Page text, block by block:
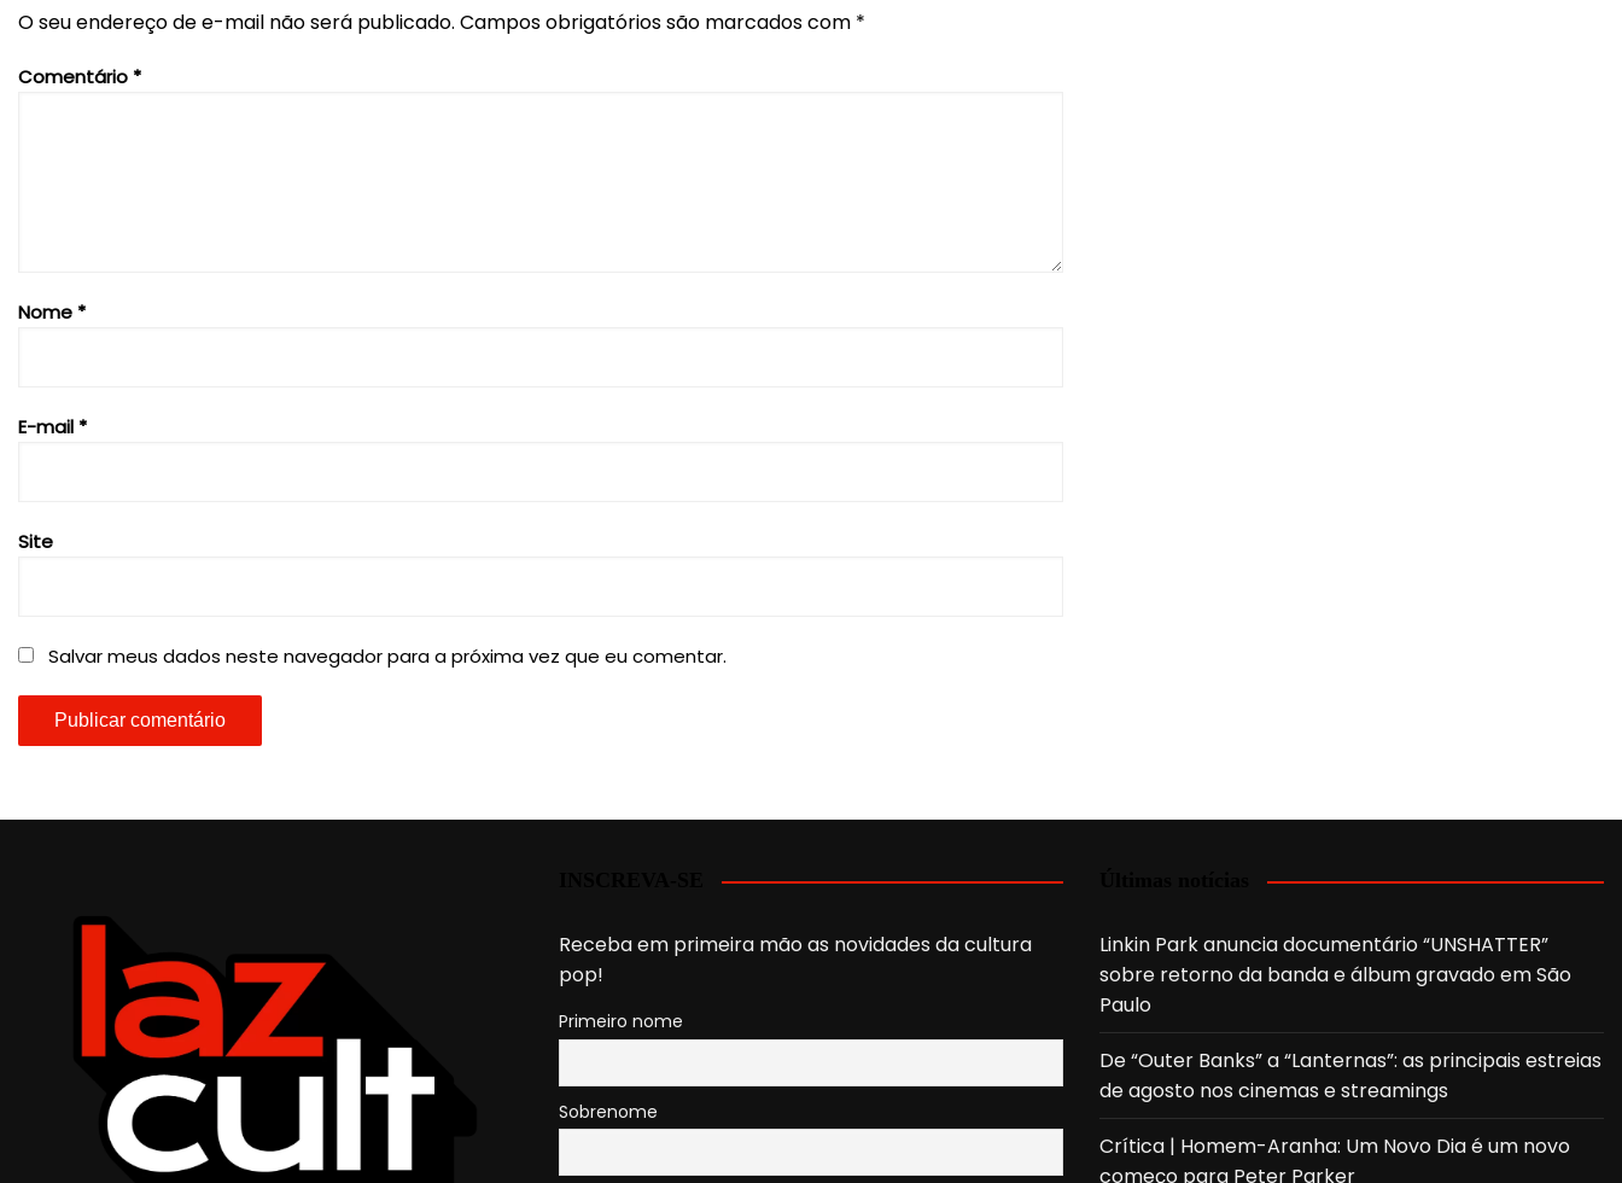
O seu endereço de e-mail não será publicado. Campos obrigatórios são marcados com *
Comentário *
Nome *
E-mail *
Site
Salvar meus dados neste navegador para a próxima vez que eu comentar.
Receba em primeira mão as novidades da cultura
pop!
Primeiro nome
Sobrenome
Linkin Park anuncia documentário “UNSHATTER”
sobre retorno da banda e álbum gravado em São
Paulo
De “Outer Banks” a “Lanternas”: as principais estreias
de agosto nos cinemas e streamings
Crítica | Homem-Aranha: Um Novo Dia é um novo
começo para Peter Parker